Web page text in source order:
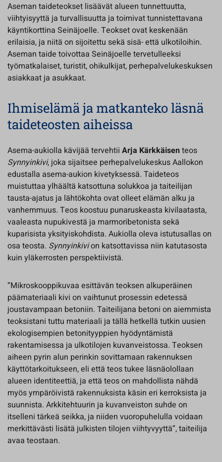
Aseman taideteokset lisäävät alueen tunnettuutta,
viihtyisyyttä ja turvallisuutta ja toimivat tunnistettavana
käyntikorttina Seinäjoelle. Teokset ovat keskenään
erilaisia, ja niitä on sijoitettu sekä sisä- että ulkotiloihin.
Aseman taide toivottaa Seinäjoelle tervetulleeksi
työmatkalaiset, turistit, ohikulkijat, perhepalvelukeskuksen
asiakkaat ja asukkaat.
Ihmiselämä ja matkanteko läsnä
taideteosten aiheissa
Asema-aukiolla kävijää tervehtii Arja Kärkkäisenteos
Synnyinkivi, joka sijaitsee perhepalvelukeskus Aallokon
edustalla asema-aukion kivetyksessä. Taideteos
muistuttaa ylhäältä katsottuna solukkoa ja taiteilijan
tausta-ajatus ja lähtökohta ovat olleet elämän alku ja
vanhemmuus. Teos koostuu punaruskeasta kivilaatasta,
vaaleasta nupukivestä ja marmoribetonista sekä
kuparisista yksityiskohdista. Aukiolla oleva istutusallas on
osa teosta. Synnyinkivion katsottavissa niin katutasosta
kuin yläkerrosten perspektiivistä.
”Mikroskooppikuvaa esittävän teoksen alkuperäinen
päämateriaali kivi on vaihtunut prosessin edetessä
joustavampaan betoniin. Taiteilijana betoni on aiemmista
teoksistani tuttu materiaali ja tällä hetkellä tutkin uusien
ekologisempien betonityyppien hyödyntämistä
rakentamisessa ja ulkotilojen kuvanveistossa. Teoksen
aiheen pyrin alun perinkin sovittamaan rakennuksen
käyttötarkoitukseen, eli että teos tukee läsnäolollaan
alueen identiteettiä, ja että teos on mahdollista nähdä
myös ympäröivistä rakennuksista käsin eri kerroksista ja
suunnista. Arkkitehtuurin ja kuvanveiston suhde on
itselleni tärkeä seikka, ja niiden vuoropuhelulla voidaan
merkittävästi lisätä julkisten tilojen viihtyvyyttä”, taiteilija
avaa teostaan.